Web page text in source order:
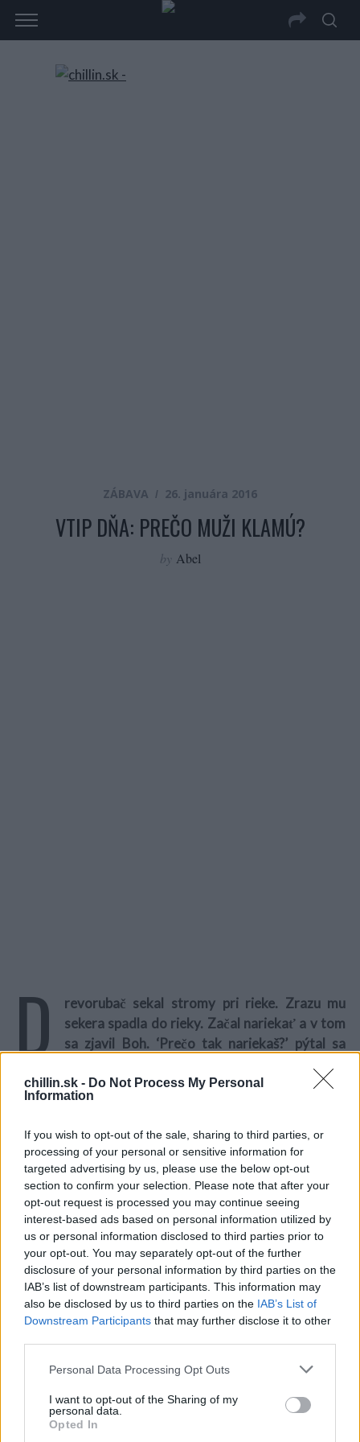
chillin.sk - Do Not Process My Personal
Information
If you wish to opt-out of the sale, sharing to third parties, or
processing of your personal or sensitive information for
targeted advertising by us, please use the below opt-out
section to confirm your selection. Please note that after your
opt-out request is processed you may continue seeing
interest-based ads based on personal information utilized by
us or personal information disclosed to third parties prior to
your opt-out. You may separately opt-out of the further
disclosure of your personal information by third parties on the
IAB’s list of downstream participants. This information may
also be disclosed by us to third parties on the IAB’s List of
Downstream Participants that may further disclose it to other
Personal Data Processing Opt Outs
I want to opt-out of the Sharing of my
personal data.
Opted In
ZÁBAVA 26. januára 2016
VTIP DŇA: PREČO MUŽI KLAMÚ?
by Abel
D
revorubač sekal stromy pri rieke. Zrazu mu
sekera spadla do rieky. Začal nariekať a v tom
sa zjavil Boh. ‘Prečo tak nariekaš?’ pýtal sa
nej sa nemôžem živiť.’ Boh siahol do vody a vytiahol
zlatú sekeru. ‘Je to tvoja sekera?’ opýtal sa. ‘Nie, nie je’,
sekeru: ‘Je to ona?’ ‘Nie’, znela drevorubačova
odpoveď.
Tretíkrát siahol Boh do vody a tentokrát mužovi
ponúkol železnú sekeru. ‘Áno, to je moja sekera,’
zaradoval sa drevorubač. Boha potešilo, že je tak
čestný a poctivý, preto mu daroval všetky tri sekery. Po
čase sa muž prechádzal so svojou ženou na rovnakom
mieste. Náhoda chcela, že jeho žena sa šmykla, spadla
do vody a utopila sa. Drevorubač začal plakať. ‘Prečo
plačeš?’, zjavil sa pred ním Boh. ‘Ó, Pane, moja žena
Boh vošiel do vody a keď sa vrátil, vedľa neho stála
Jennifer Lopez. ‘Je to tvoja žena?’, opýtal sa Boh. ‘Áno,
e
a
r
c
h
f
o
r
: